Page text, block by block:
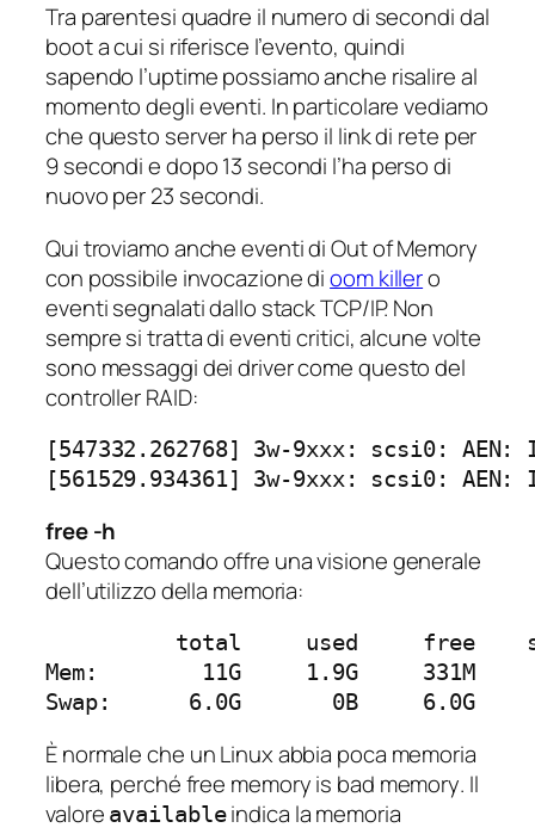
Tra parentesi quadre il numero di secondi dal
boot a cui si riferisce l’evento, quindi
sapendo l’uptime possiamo anche risalire al
momento degli eventi. In particolare vediamo
che questo server ha perso il link di rete per
9 secondi e dopo 13 secondi l’ha perso di
nuovo per 23 secondi.
Qui troviamo anche eventi di Out of Memory
con possibile invocazione dioom killero
eventi segnalati dallo stack TCP/IP. Non
sempre si tratta di eventi critici, alcune volte
sono messaggi dei driver come questo del
controller RAID:
[547332.262768] 3w-9xxx: scsi0:
[561529.934361] 3w-9xxx: scsi0:
free -h
Questo comando offre una visione generale
dell’utilizzo della memoria:
total     used     free
Mem:        11G     1.9G     331M
Swap:      6.0G       0B     6.0G
È normale che un Linux abbia poca memoria
libera, perchéfree memory is bad memory. Il
valore availableindica la memoria